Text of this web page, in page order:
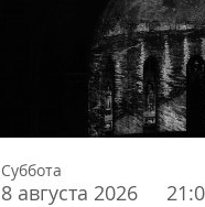
Суббота
8 августа 2026